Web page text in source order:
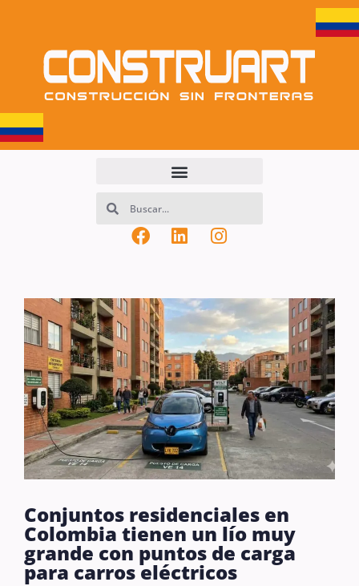
Conjuntos residenciales en
Colombia tienen un lío muy
grande con puntos de carga
para carros eléctricos